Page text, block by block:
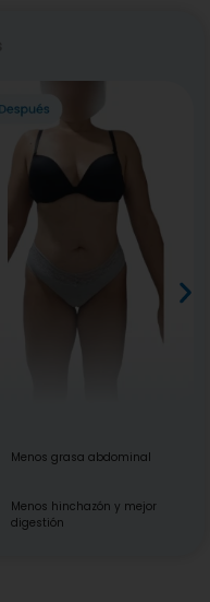
Menos grasa abdominal
Menos hinchazón y mejor
digestión